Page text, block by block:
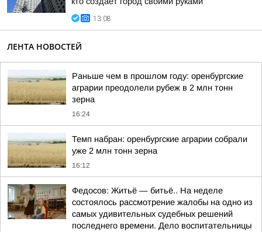
13:08
ЛЕНТА НОВОСТЕЙ
Раньше чем в прошлом году: оренбургские
аграрии преодолели рубеж в 2 млн тонн
зерна
16:24
Темп набран: оренбургские аграрии собрали
уже 2 млн тонн зерна
16:12
Федосов: Житьё — битьё.. На неделе
состоялось рассмотрение жалобы на одно из
самых удивительных судебных решений
последнего времени. Дело воспитательницы